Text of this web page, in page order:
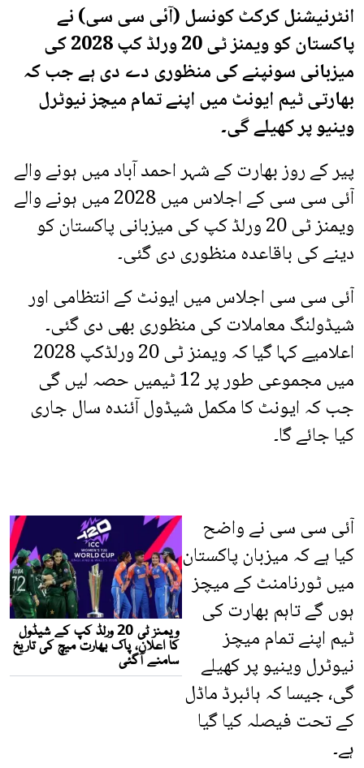
انٹرنیشنل کرکٹ کونسل (آئی سی سی) نے
پاکستان کو ویمنز ٹی 20 ورلڈ کپ 2028 کی
میزبانی سونپنے کی منظوری دے دی ہے جب کہ
بھارتی ٹیم ایونٹ میں اپنے تمام میچز نیوٹرل
وینیو پر کھیلے گی۔
پیر کے روز بھارت کے شہر احمد آباد میں ہونے والے
آئی سی سی کے اجلاس میں 2028 میں ہونے والے
ویمنز ٹی 20 ورلڈ کپ کی میزبانی پاکستان کو
دینے کی باقاعدہ منظوری دی گئی۔
آئی سی سی اجلاس میں ایونٹ کے انتظامی اور
شیڈولنگ معاملات کی منظوری بھی دی گئی۔
اعلامیے کہا گیا کہ ویمنز ٹی 20 ورلڈکپ 2028
میں مجموعی طور پر 12 ٹیمیں حصہ لیں گی
جب کہ ایونٹ کا مکمل شیڈول آئندہ سال جاری
کیا جائے گا۔
آئی سی سی نے واضح
کیا ہے کہ میزبان پاکستان
میں ٹورنامنٹ کے میچز
ہوں گے تاہم بھارت کی
ٹیم اپنے تمام میچز
نیوٹرل وینیو پر کھیلے
گی، جیسا کہ ہائبرڈ ماڈل
کے تحت فیصلہ کیا گیا
ہے۔